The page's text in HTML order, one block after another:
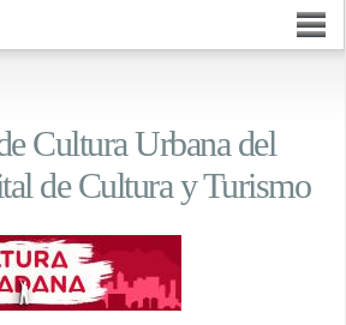
Cultura Urbana del
de Cultura y Turismo